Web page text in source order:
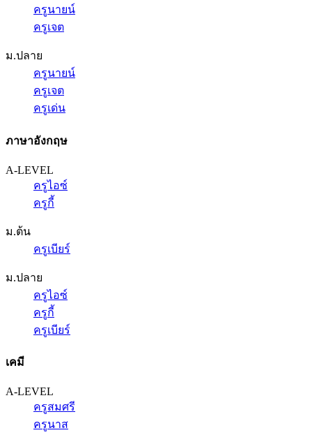
ครูนายน์
ครูเจต
ม.ปลาย
ครูนายน์
ครูเจต
ครูเด่น
ภาษาอังกฤษ
A-LEVEL
ครูไอซ์
ครูกี้
ม.ต้น
ครูเบียร์
ม.ปลาย
ครูไอซ์
ครูกี้
ครูเบียร์
เคมี
A-LEVEL
ครูสมศรี
ครูนาส